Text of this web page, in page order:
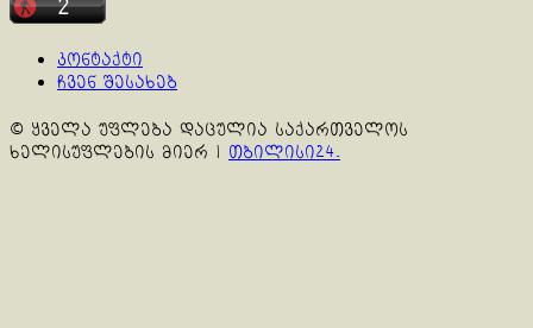
კონტაქტი
ჩვენ შესახებ
© ყველა უფლება დაცულია საქართველოს
ხელისუფლების მიერ | თბილისი24.